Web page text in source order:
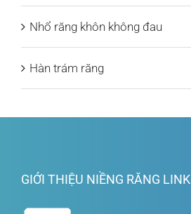
Nhổ răng khôn không đau
Hàn trám răng
GIỚI THIỆU NIỀNG RĂNG LINK